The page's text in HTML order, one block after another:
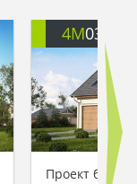
4M035A
Проект